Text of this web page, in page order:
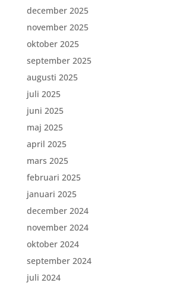
december 2025
november 2025
oktober 2025
september 2025
augusti 2025
juli 2025
juni 2025
maj 2025
april 2025
mars 2025
februari 2025
januari 2025
december 2024
november 2024
oktober 2024
september 2024
juli 2024